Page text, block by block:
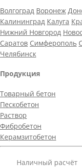
Волгоград Воронеж
Калининград Калуга
Нижний Новгород
Саратов Симферополь
Челябинск
Продукция
Товарный бетон
Пескобетон
Раствор
Фибробетон
Керамзитобетон
Наличный расчёт